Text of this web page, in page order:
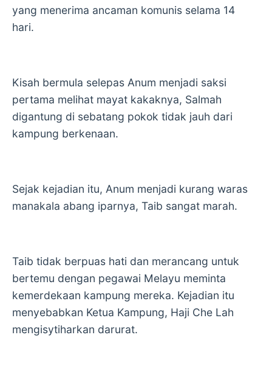
yang menerima ancaman komunis selama 14
hari.
Kisah bermula selepas Anum menjadi saksi
pertama melihat mayat kakaknya, Salmah
digantung di sebatang pokok tidak jauh dari
kampung berkenaan.
Sejak kejadian itu, Anum menjadi kurang waras
manakala abang iparnya, Taib sangat marah.
Taib tidak berpuas hati dan merancang untuk
bertemu dengan pegawai Melayu meminta
kemerdekaan kampung mereka. Kejadian itu
menyebabkan Ketua Kampung, Haji Che Lah
mengisytiharkan darurat.